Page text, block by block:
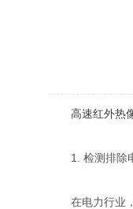
高速红外热
1. 检测排除电力
在电力行业